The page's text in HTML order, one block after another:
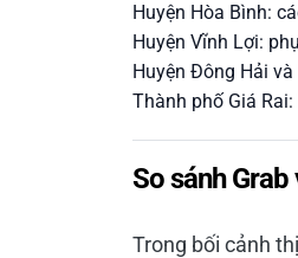
Huyện Hòa Bình:
Huyện Vĩnh Lợi:
Huyện Đông Hải
Thành phố Giá
So sánh
Trong bối cảnh